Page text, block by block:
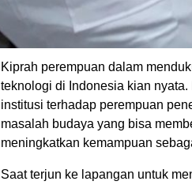
Kiprah perempuan dalam
teknologi di Indonesia kian
institusi terhadap perempuan
masalah budaya yang bisa
meningkatkan kemampuan
Saat terjun ke lapangan untuk